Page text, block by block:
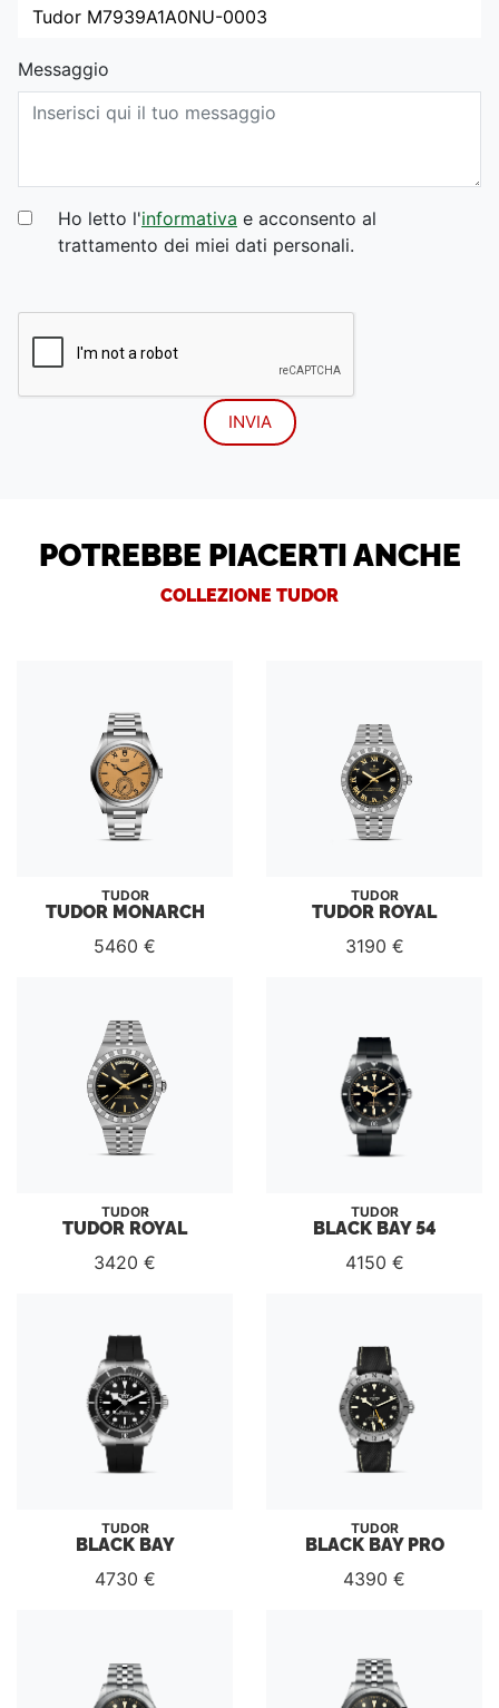
Messaggio
Ho letto l'informativa e acconsento al
trattamento dei miei dati personali.
POTREBBE PIACERTI ANCHE
COLLEZIONE TUDOR
TUDOR
TUDOR MONARCH
5460 €
TUDOR
TUDOR ROYAL
3190 €
TUDOR
TUDOR ROYAL
3420 €
TUDOR
BLACK BAY 54
4150 €
TUDOR
BLACK BAY
4730 €
TUDOR
BLACK BAY PRO
4390 €